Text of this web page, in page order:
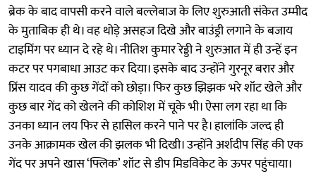
ब्रेक के बाद वापसी करने वाले बल्लेबाज के लिए शुरुआती संकेत उम्मीद
के मुताबिक ही थे। वह थोड़े असहज दिखे और बाउंड्री लगाने के बजाय
टाइमिंग पर ध्यान दे रहे थे। नीतिश कुमार रेड्डी ने शुरुआत में ही उन्हें इन
कटर पर पगबाधा आउट कर दिया। इसके बाद उन्होंने गुरनूर बरार और
प्रिंस यादव की कुछ गेंदों को छोड़ा। फिर कुछ झिझक भरे शॉट खेले और
कुछ बार गेंद को खेलने की कोशिश में चूके भी। ऐसा लग रहा था कि
उनका ध्यान लय फिर से हासिल करने पाने पर है। हालांकि जल्द ही
उनके आक्रामक खेल की झलक भी दिखी। उन्होंने अर्शदीप सिंह की एक
गेंद पर अपने खास ‘फ्लिक’ शॉट से डीप मिडविकेट के ऊपर पहुंचाया।